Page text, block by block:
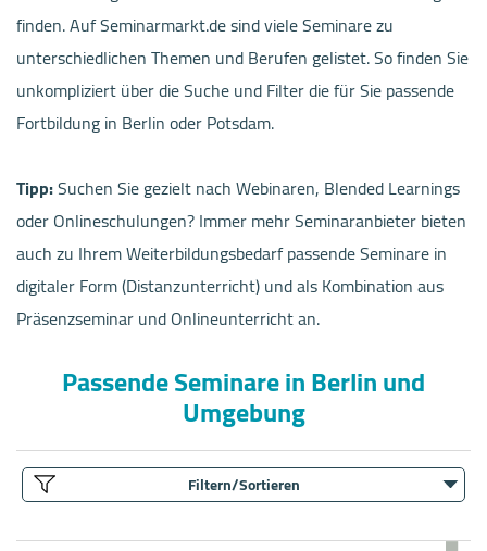
finden. Auf Seminarmarkt.de sind viele Seminare zu
unterschiedlichen Themen und Berufen gelistet. So finden Sie
unkompliziert über die Suche und Filter die für Sie passende
Fortbildung in Berlin oder Potsdam.
Tipp:Suchen Sie gezielt nach Webinaren, Blended Learnings
oder Onlineschulungen? Immer mehr Seminaranbieter bieten
auch zu Ihrem Weiterbildungsbedarf passende Seminare in
digitaler Form (Distanzunterricht) und als Kombination aus
Präsenzseminar und Onlineunterricht an.
Passende Seminare in Berlin und
Umgebung
Filtern/Sortieren